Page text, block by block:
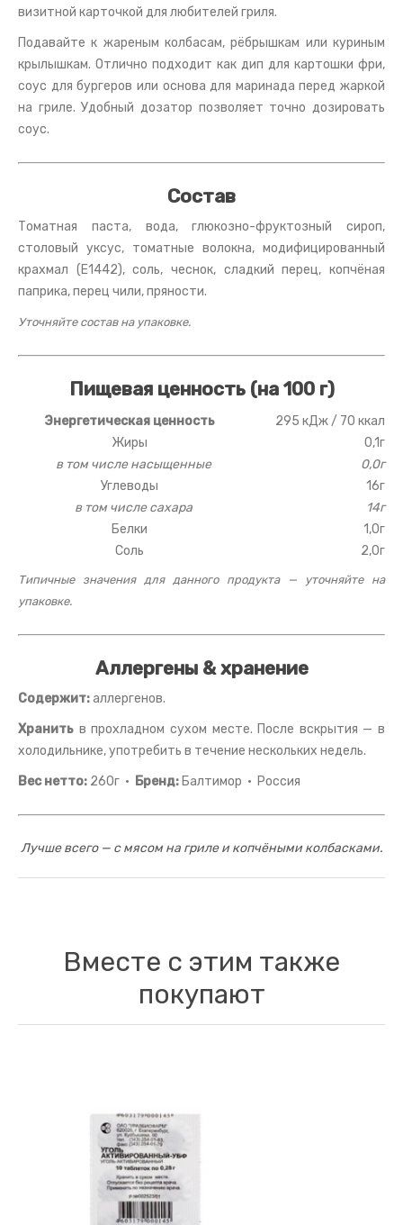
визитной карточкой для любителей гриля.
Подавайте к жареным колбасам, рёбрышкам или куриным
крылышкам. Отлично подходит как дип для картошки фри,
соус для бургеров или основа для маринада перед жаркой
на гриле. Удобный дозатор позволяет точно дозировать
соус.
Состав
Томатная паста, вода, глюкозно-фруктозный сироп,
столовый уксус, томатные волокна, модифицированный
крахмал (E1442), соль, чеснок, сладкий перец, копчёная
паприка, перец чили, пряности.
Уточняйте состав на упаковке.
Пищевая ценность (на 100 г)
Энергетическая ценность
295 кДж / 70 ккал
Жиры
0,1г
в том числе насыщенные
0,0г
Углеводы
16г
в том числе сахара
14г
Белки
1,0г
Соль
2,0г
Типичные значения для данного продукта — уточняйте на
упаковке.
Аллергены & хранение
Содержит:аллергенов.
Хранить в прохладном сухом месте. После вскрытия — в
холодильнике, употребить в течение нескольких недель.
Вес нетто: 260г · Бренд: Балтимор · Россия
Лучше всего — с мясом на гриле и копчёными колбасками.
Вместе с этим также
покупают